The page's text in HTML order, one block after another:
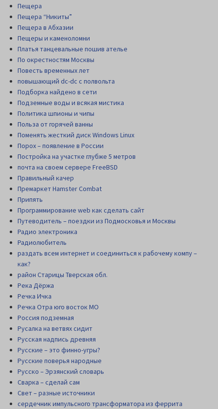
Пещера
Пещера “Никиты”
Пещера в Абхазии
Пещеры и каменоломни
Платья танцевальные пошив ателье
По окрестностям Москвы
Повесть временных лет
повышающий dc-dc с полвольта
Подборка найдено в сети
Подземные воды и всякая мистика
Политика шпионы и чипы
Польза от горячей ванны
Поменять жесткий диск Windows Linux
Порох – появление в России
Постройка на участке глубже 5 метров
почта на своем сервере FreeBSD
Правильный качер
Премаркет Hamster Combat
Припять
Программирование web как сделать сайт
Путеводитель – поездки из Подмосковья и Москвы
Радио электроника
Радиолюбитель
раздать всем интернет и соединиться к рабочему компу –
как?
район Старицы Тверская обл.
Река Дёржа
Речка Ичка
Речка Отра юго восток МО
Россия подземная
Русалка на ветвях сидит
Русская надпись древняя
Русские – это финно-угры?
Русские поверья народные
Русско – Эрзянский словарь
Сварка – сделай сам
Свет – разные источники
сердечник импульсного трансформатора из феррита